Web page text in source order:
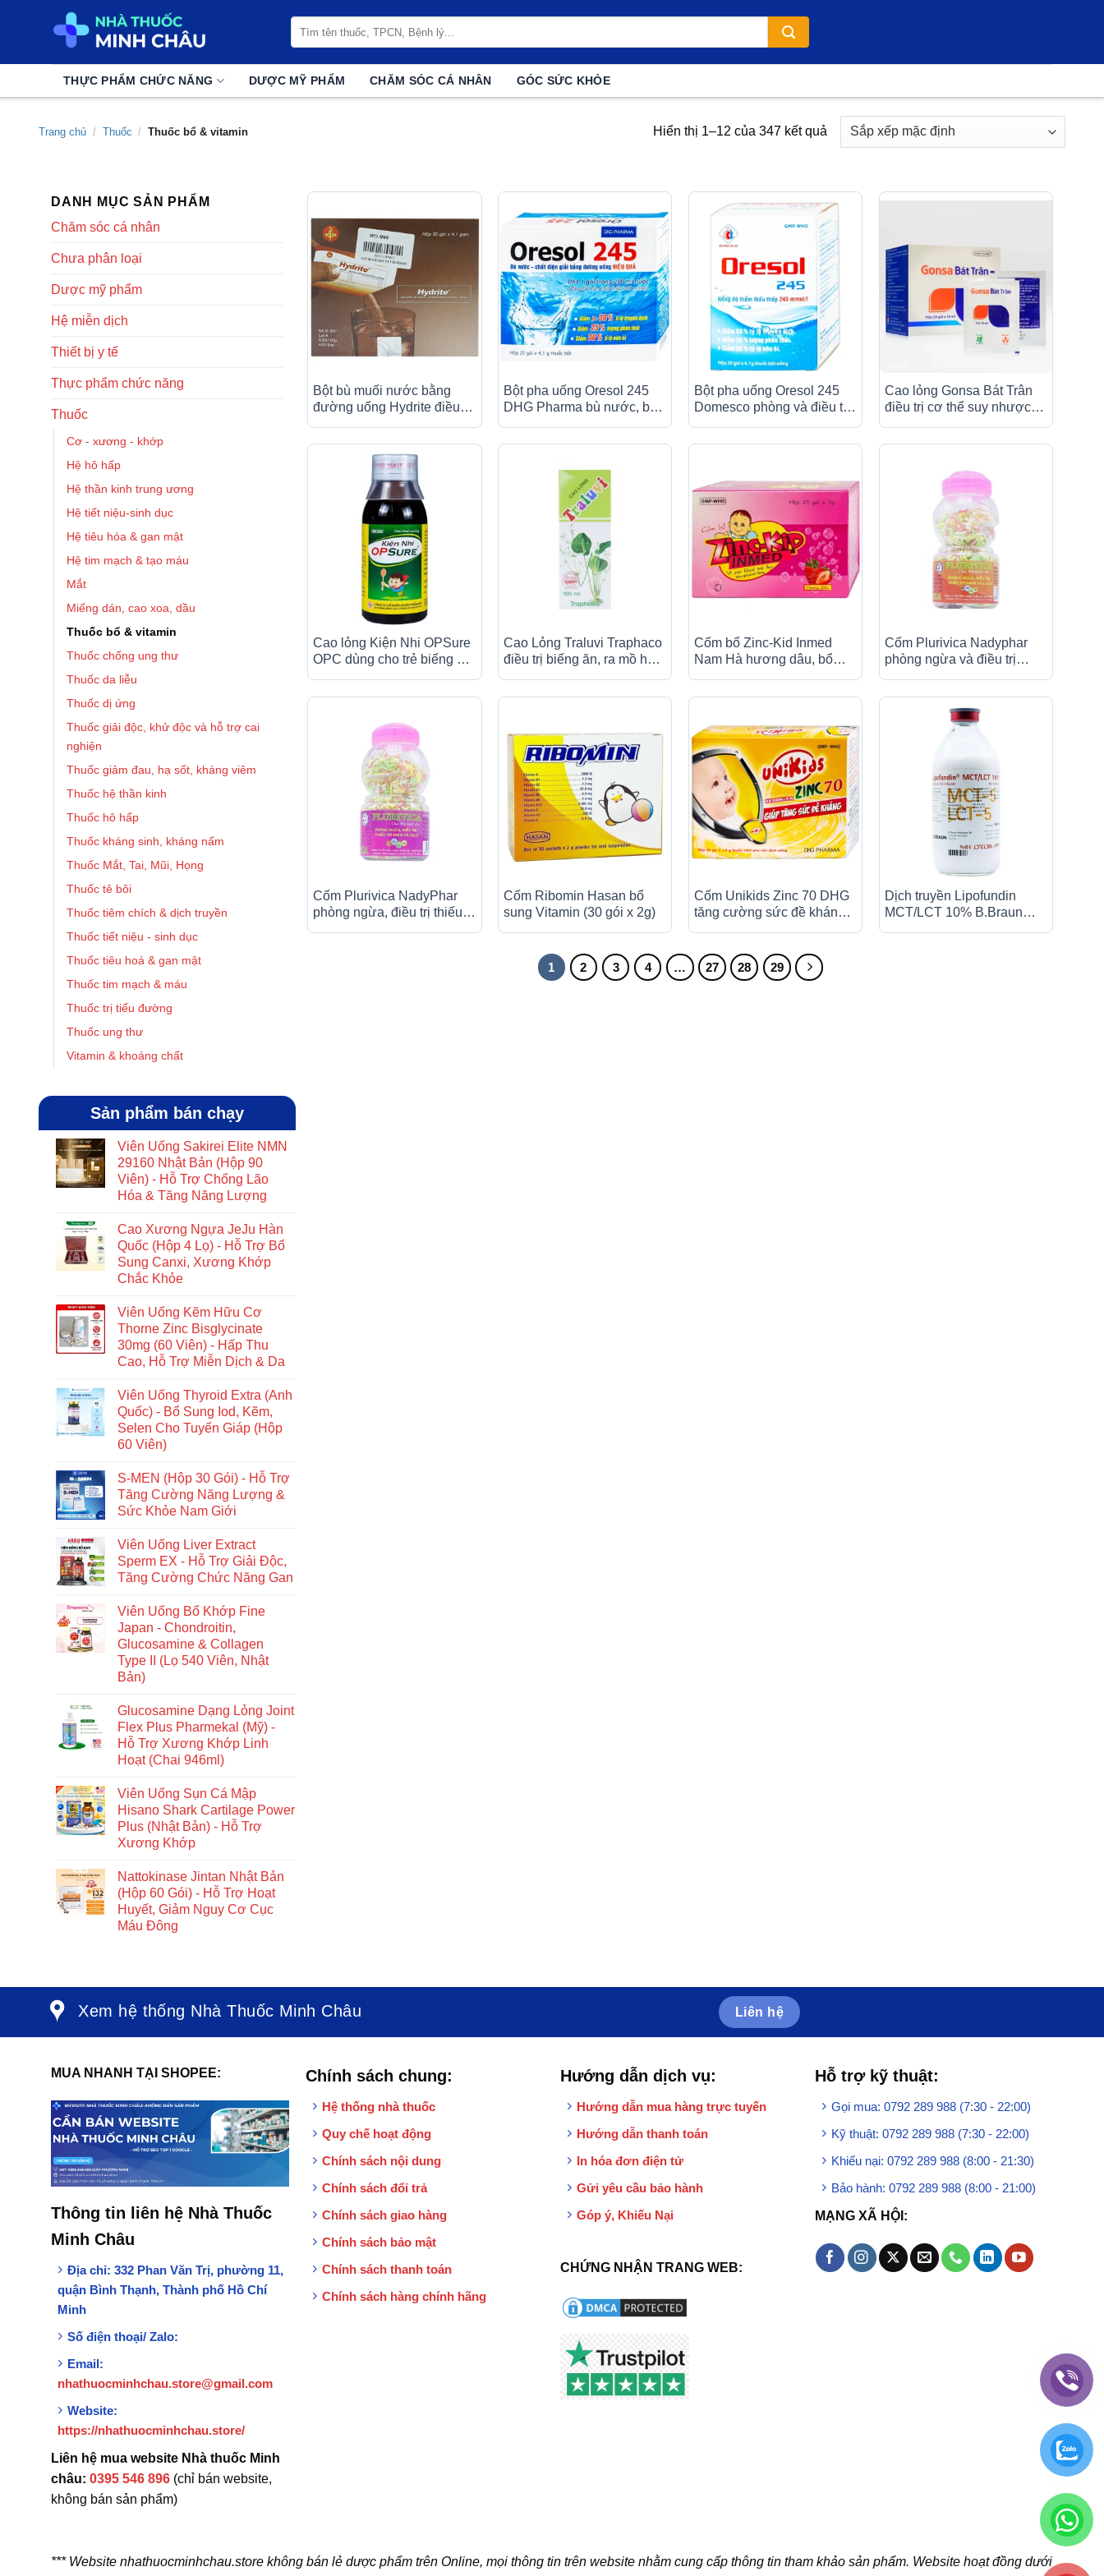
kiếm:
THỰC PHẨM CHỨC NĂNG DƯỢC MỸ PHẨM CHĂM SÓC CÁ NHÂN GÓC SỨC KHỎE
Trang chủ / Thuốc / Thuốc bổ & vitamin Hiển thị 1–12 của 347 kết quả
DANH MỤC SẢN PHẨM
Chăm sóc cá nhân
Chưa phân loại
Dược mỹ phẩm
Hệ miễn dịch
Thiết bị y tế
Thực phẩm chức năng
Thuốc
Cơ - xương - khớp
Hệ hô hấp
Hệ thần kinh trung ương
Hệ tiết niệu-sinh dục
Hệ tiêu hóa & gan mật
Hệ tim mạch & tạo máu
Mắt
Miếng dán, cao xoa, dầu
Thuốc bổ & vitamin
Thuốc chống ung thư
Thuốc da liễu
Thuốc dị ứng
Thuốc giải độc, khử độc và hỗ trợ cai
nghiện
Thuốc giảm đau, hạ sốt, kháng viêm
Thuốc hệ thần kinh
Thuốc hô hấp
Thuốc kháng sinh, kháng nấm
Thuốc Mắt, Tai, Mũi, Họng
Thuốc tê bôi
Thuốc tiêm chích & dịch truyền
Thuốc tiết niệu - sinh dục
Thuốc tiêu hoá & gan mật
Thuốc tim mạch & máu
Thuốc trị tiểu đường
Thuốc ung thư
Vitamin & khoáng chất
Sản phẩm bán chạy
Viên Uống Sakirei Elite NMN
29160 Nhật Bản (Hộp 90
Viên) - Hỗ Trợ Chống Lão
Hóa & Tăng Năng Lượng
Cao Xương Ngựa JeJu Hàn
Quốc (Hộp 4 Lọ) - Hỗ Trợ Bổ
Sung Canxi, Xương Khớp
Chắc Khỏe
Viên Uống Kẽm Hữu Cơ
Thorne Zinc Bisglycinate
30mg (60 Viên) - Hấp Thu
Cao, Hỗ Trợ Miễn Dịch & Da
Viên Uống Thyroid Extra (Anh
Quốc) - Bổ Sung Iod, Kẽm,
Selen Cho Tuyến Giáp (Hộp
60 Viên)
S-MEN (Hộp 30 Gói) - Hỗ Trợ
Tăng Cường Năng Lượng &
Sức Khỏe Nam Giới
Viên Uống Liver Extract
Sperm EX - Hỗ Trợ Giải Độc,
Tăng Cường Chức Năng Gan
Viên Uống Bổ Khớp Fine
Japan - Chondroitin,
Glucosamine & Collagen
Type II (Lọ 540 Viên, Nhật
Bản)
Glucosamine Dạng Lỏng Joint
Flex Plus Pharmekal (Mỹ) -
Hỗ Trợ Xương Khớp Linh
Hoạt (Chai 946ml)
Viên Uống Sụn Cá Mập
Hisano Shark Cartilage Power
Plus (Nhật Bản) - Hỗ Trợ
Xương Khớp
Nattokinase Jintan Nhật Bản
(Hộp 60 Gói) - Hỗ Trợ Hoạt
Huyết, Giảm Nguy Cơ Cục
Máu Đông
Bột bù muối nước bằng
đường uống Hydrite điều trị
Bột pha uống Oresol 245
DHG Pharma bù nước, bổ
Bột pha uống Oresol 245
Domesco phòng và điều trị
Cao lỏng Gonsa Bát Trân
điều trị cơ thể suy nhược
Cao lỏng Kiện Nhi OPSure
OPC dùng cho trẻ biếng ăn,
tiêu hóa kém (90ml)
Cao Lỏng Traluvi Traphaco
điều trị biếng ăn, ra mồ hôi
trộm (100ml)
Cốm bổ Zinc-Kid Inmed
Nam Hà hương dâu, bổ
sung kẽm cho trẻ em (25
Cốm Plurivica Nadyphar
phòng ngừa và điều trị
thiếu vitamin và calci (40g)
Cốm Plurivica NadyPhar
phòng ngừa, điều trị thiếu
Cốm Ribomin Hasan bổ
sung Vitamin (30 gói x 2g)
Cốm Unikids Zinc 70 DHG
tăng cường sức đề kháng
Dịch truyền Lipofundin
MCT/LCT 10% B.Braun
1
2 3 4 … 27 28 29
Xem hệ thống Nhà Thuốc Minh Châu Liên hệ
MUA NHANH TẠI SHOPEE:
Thông tin liên hệ Nhà Thuốc
Minh Châu
Địa chỉ: 332 Phan Văn Trị, phường 11,
quận Bình Thạnh, Thành phố Hồ Chí
Minh
Số điện thoại/ Zalo:
Email:
nhathuocminhchau.store@gmail.com
Website:
https://nhathuocminhchau.store/
Liên hệ mua website Nhà thuốc Minh
châu: 0395 546 896(chỉ bán website,
không bán sản phẩm)
Chính sách chung:
Hệ thống nhà thuốc
Quy chế hoạt động
Chính sách nội dung
Chính sách đổi trả
Chính sách giao hàng
Chính sách bảo mật
Chính sách thanh toán
Chính sách hàng chính hãng
Hướng dẫn dịch vụ:
Hướng dẫn mua hàng trực tuyến
Hướng dẫn thanh toán
In hóa đơn điện tử
Gửi yêu cầu bảo hành
Góp ý, Khiếu Nại
CHỨNG NHẬN TRANG WEB:
Hỗ trợ kỹ thuật:
Gọi mua: 0792 289 988 (7:30 - 22:00)
Kỹ thuật: 0792 289 988 (7:30 - 22:00)
Khiếu nại: 0792 289 988 (8:00 - 21:30)
Bảo hành: 0792 289 988 (8:00 - 21:00)
MẠNG XÃ HỘI:
*** Website nhathuocminhchau.store không bán lẻ dược phẩm trên Online, mọi thông tin trên website nhằm cung cấp thông tin tham khảo sản phẩm. Website hoạt đồng dưới